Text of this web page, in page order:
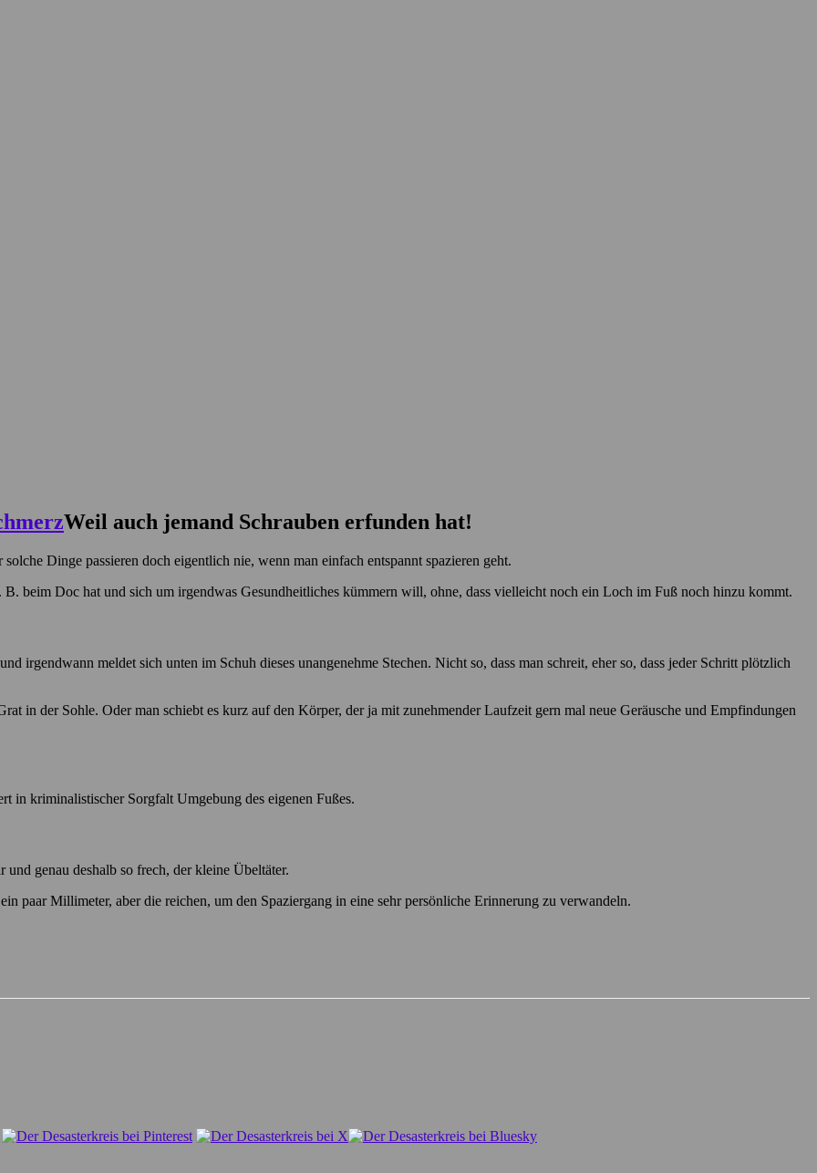
Weil auch jemand Schrauben erfunden hat!
Dinge passieren doch eigentlich nie, wenn man einfach entspannt spazieren geht.
B. beim Doc hat und sich um irgendwas Gesundheitliches kümmern will, ohne, dass vielleicht noch ein Loch im Fuß noch hinzu kommt.
irgendwann meldet sich unten im Schuh dieses unangenehme Stechen. Nicht so, dass man schreit, eher so, dass jeder Schritt plötzlich
in der Sohle. Oder man schiebt es kurz auf den Körper, der ja mit zunehmender Laufzeit gern mal neue Geräusche und Empfindungen
in kriminalistischer Sorgfalt Umgebung des eigenen Fußes.
und genau deshalb so frech, der kleine Übeltäter.
paar Millimeter, aber die reichen, um den Spaziergang in eine sehr persönliche Erinnerung zu verwandeln.